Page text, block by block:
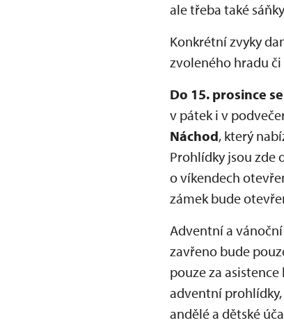
ale třeba také
Konkrétní zvyky
zvoleného hradu či
Do 15. prosince
v pátek i v
Náchod, který
Prohlídky jsou zde
o víkendech
zámek bude
Adventní a
zavřeno bude
pouze za
adventní prohlídky,
andělé a dětské